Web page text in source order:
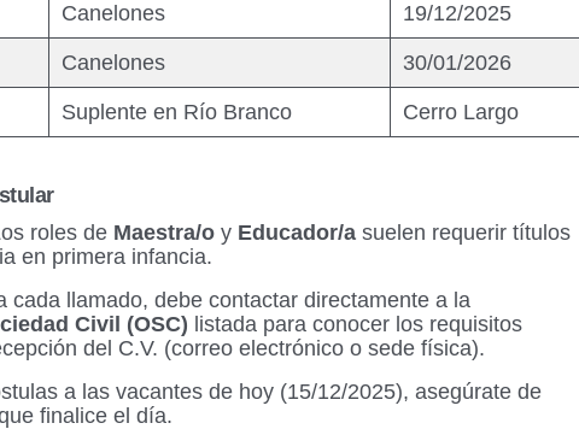
Canelones 19/12/2025
Canelones 30/01/2026
Suplente en Río Branco Cerro Largo
roles de Maestra/o y Educador/a suelen requerir títulos
en primera infancia.
cada llamado, debe contactar directamente a la
Civil (OSC) listada para conocer los requisitos
del C.V. (correo electrónico o sede física).
a las vacantes de hoy (15/12/2025), asegúrate de
finalice el día.